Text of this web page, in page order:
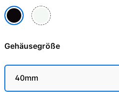
MitternachtPolarstern
Gehäusegröße
40mm